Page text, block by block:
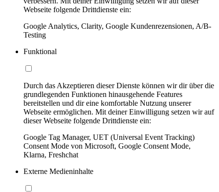
Webseite folgende Drittdienste ein:
Google Analytics, Clarity, Google Kundenrezensionen, A/B-
Testing
Funktional
Durch das Akzeptieren dieser Dienste können wir dir über die
grundlegenden Funktionen hinausgehende Features
bereitstellen und dir eine komfortable Nutzung unserer
Webseite ermöglichen. Mit deiner Einwilligung setzen wir auf
dieser Webseite folgende Drittdienste ein:
Google Tag Manager, UET (Universal Event Tracking)
Consent Mode von Microsoft, Google Consent Mode,
Klarna, Freshchat
Externe Medieninhalte